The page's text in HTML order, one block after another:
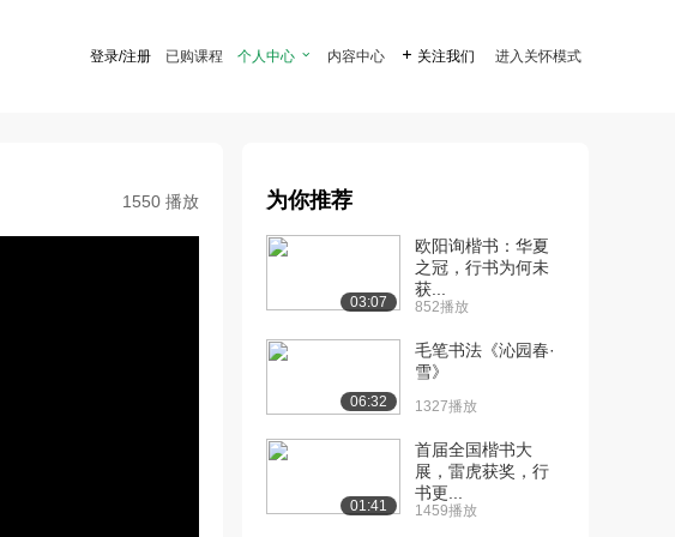
登录/注册 已购课程 个人中心  内容中心  关注我们 进入关怀模式
1550 播放 为你推荐
03:07
欧阳询楷书：华夏
之冠，行书为何未
获...
852播放
06:32
毛笔书法《沁园春·
雪》
1327播放
01:41
首届全国楷书大
展，雷虎获奖，行
书更...
1459播放